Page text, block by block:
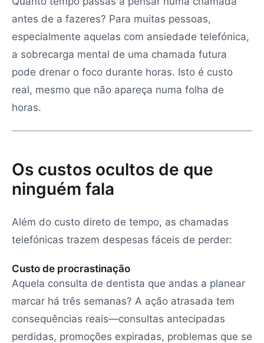
antes de a fazeres? Para muitas pessoas,
especialmente aquelas com ansiedade telefónica,
a sobrecarga mental de uma chamada futura
pode drenar o foco durante horas. Isto é custo
real, mesmo que não apareça numa folha de
horas.
Os custos ocultos de que
ninguém fala
Além do custo direto de tempo, as chamadas
telefónicas trazem despesas fáceis de perder:
Custo de procrastinação
Aquela consulta de dentista que andas a planear
marcar há três semanas? A ação atrasada tem
consequências reais—consultas antecipadas
perdidas, promoções expiradas, problemas que se